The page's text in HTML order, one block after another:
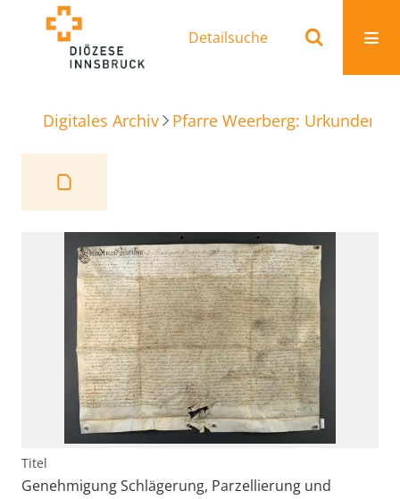
Detailsuche
Digitales Archiv Pfarre Weerberg: Urkunden
Titel
Genehmigung Schlägerung, Parzellierung und